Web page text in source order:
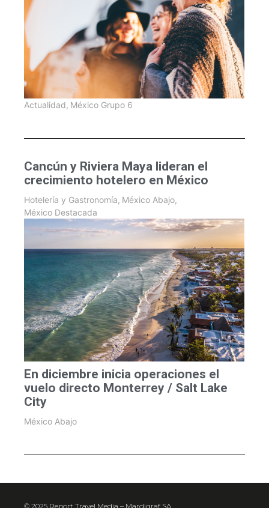
Actualidad, México Grupo 6
Cancún y Riviera Maya lideran el
crecimiento hotelero en México
Hotelería y Gastronomía, México Abajo,
México Destacada
En diciembre inicia operaciones el
vuelo directo Monterrey / Salt Lake
City
México Abajo
© 2025 Report Travel Media – Mardigraf SA